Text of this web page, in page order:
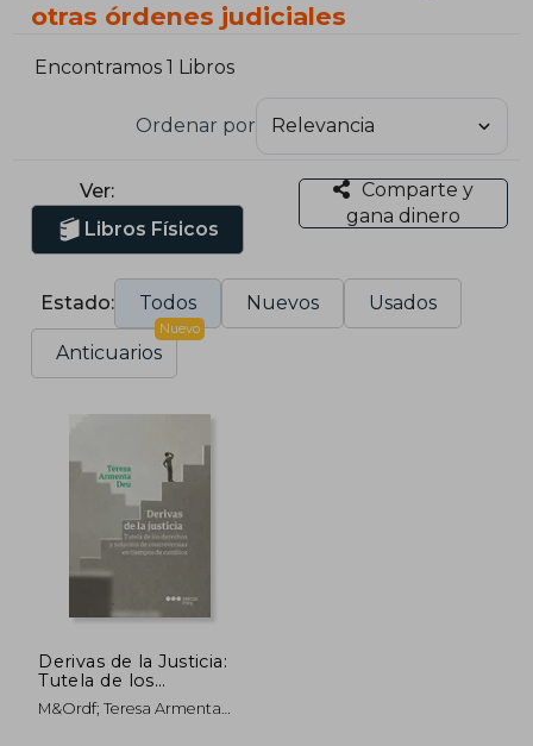
otras órdenes judiciales
Encontramos 1 Libros
Ordenar por
Ver:
Libros Físicos
Comparte y
gana dinero
Estado: Todos Nuevos Usados
Anticuarios
Nuevo
Derivas de la Justicia:
Tutela de los
Derechos y Solución
de Controversias en
M&Ordf; Teresa Armenta